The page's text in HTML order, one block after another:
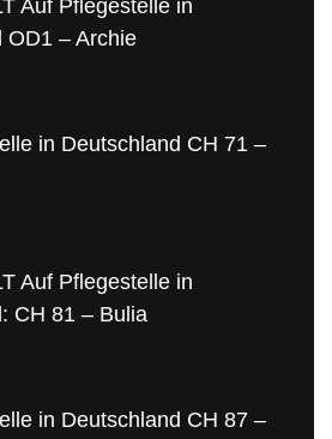
Auf Pflegestelle in
OD1 – Archie
in Deutschland CH 71 –
Auf Pflegestelle in
CH 81 – Bulia
in Deutschland CH 87 –